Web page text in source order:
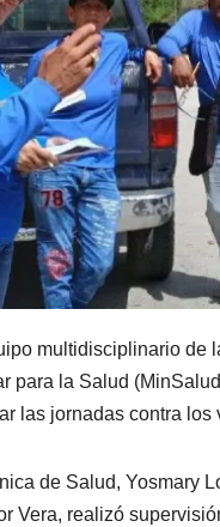
multidisciplinario de
para la Salud
las jornadas contra
de Salud, Yosmary
Vera, realizó